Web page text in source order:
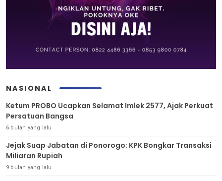
NASIONAL
Ketum PROBO Ucapkan Selamat Imlek 2577, Ajak Perkuat
Persatuan Bangsa
6 bulan yang lalu
Jejak Suap Jabatan di Ponorogo: KPK Bongkar Transaksi
Miliaran Rupiah
9 bulan yang lalu